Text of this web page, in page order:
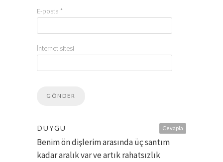
E-posta *
İnternet sitesi
Cevapla
DUYGU
Benim ön dişlerim arasında üç santım
kadar aralık var ve artık rahatsızlık